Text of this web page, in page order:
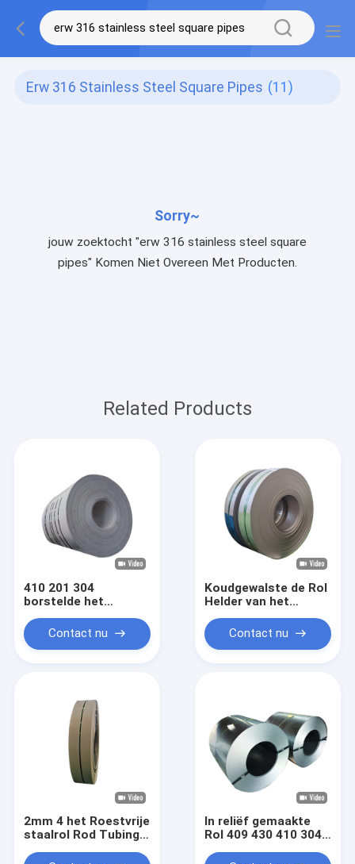
Erw 316 Stainless Steel Square Pipes (11)
Sorry~
jouw zoektocht "erw 316 stainless steel square
pipes" Komen Niet Overeen Met Producten.
Related Products
410 201 304
borstelde het
Haarscheurtje van de
Roestvrij staalrol
5mm 6mm
Contact nu
Koudgewalste de Rol
Helder van het
Roestvrij
staalbuizenstelsel
Onthard 316 304
Contact nu
2mm 4 het Roestvrije
staalrol Rod Tubing
In reliëf gemaakte
Rol 409 430 410 304